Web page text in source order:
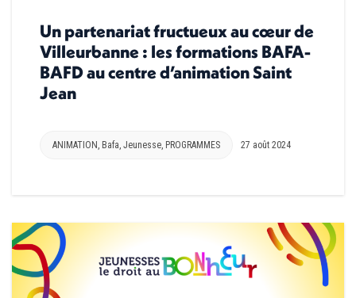
Un partenariat fructueux au cœur de
Villeurbanne : les formations BAFA-
BAFD au centre d’animation Saint
Jean
ANIMATION, Bafa, Jeunesse, PROGRAMMES 27 août 2024